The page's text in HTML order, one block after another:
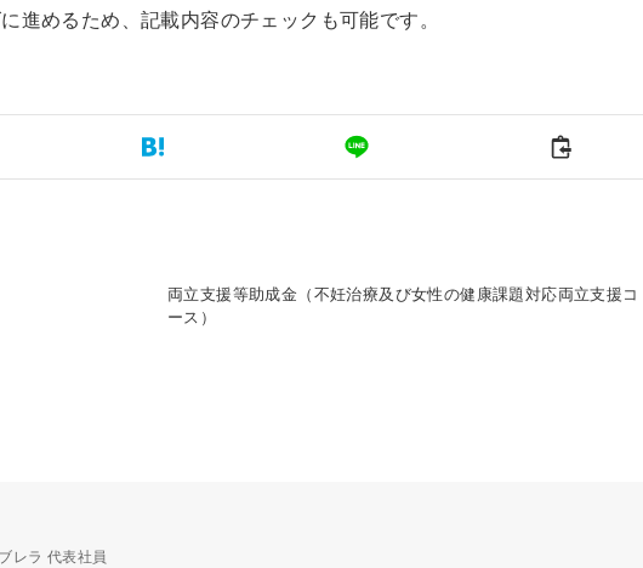
進めるため、記載内容のチェックも可能です。
両立支援等助成金（不妊治療及び女性の健康課題対応両立支援コ
ース）
レラ 代表社員